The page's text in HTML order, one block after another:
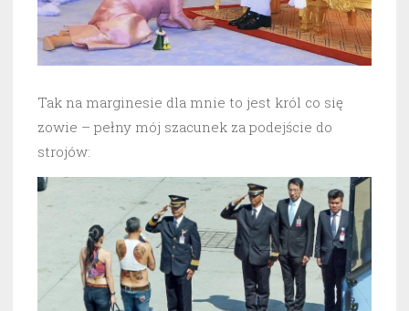
Tak na marginesie dla mnie to jest król co się
zowie – pełny mój szacunek za podejście do
strojów: